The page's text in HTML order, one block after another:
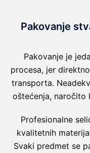
Pakovanje
Pakovanje je
procesa, jer
transporta.
oštećenja, naročito
Profesionalne
kvalitetnih
Svaki predmet se